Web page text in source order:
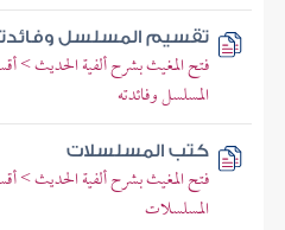
تقسيم المسلسل
فتح المغيث بشرح ألفية الحديث >
المسلسل وفائدته
كتب المسلسلات
فتح المغيث بشرح ألفية الحديث >
المسلسلات